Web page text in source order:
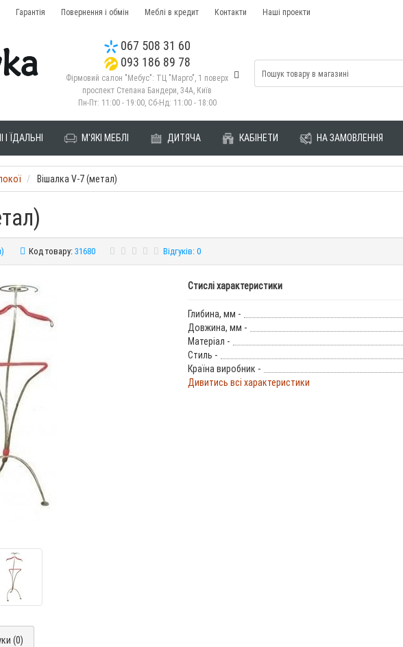
Гарантія Повернення і обмін Меблі в кредит Контакти Наші проекти
067 508 31 60
093 186 89 78
Фірмовий салон "Мебус": ТЦ "Марго", 1 поверх
проспект Степана Бандери, 34А, Київ
Пн-Пт: 11:00 - 19:00, Сб-Нд: 11:00 - 18:00
І ЇДАЛЬНІ М'ЯКІ МЕБЛІ ДИТЯЧА КАБІНЕТИ НА ЗАМОВЛЕННЯ
Вішалка V-7 (метал)
Код товару:31680 Відгуків: 0
Стислі характеристики
Глибина, мм -
Довжина, мм -
Матеріал -
Стиль -
Країна виробник -
Дивитись всі характеристики
(0)